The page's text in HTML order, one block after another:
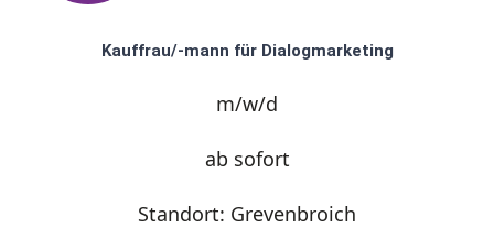
Kauffrau/-mann für Dialogmarketing
m/w/d
ab sofort
Standort: Grevenbroich